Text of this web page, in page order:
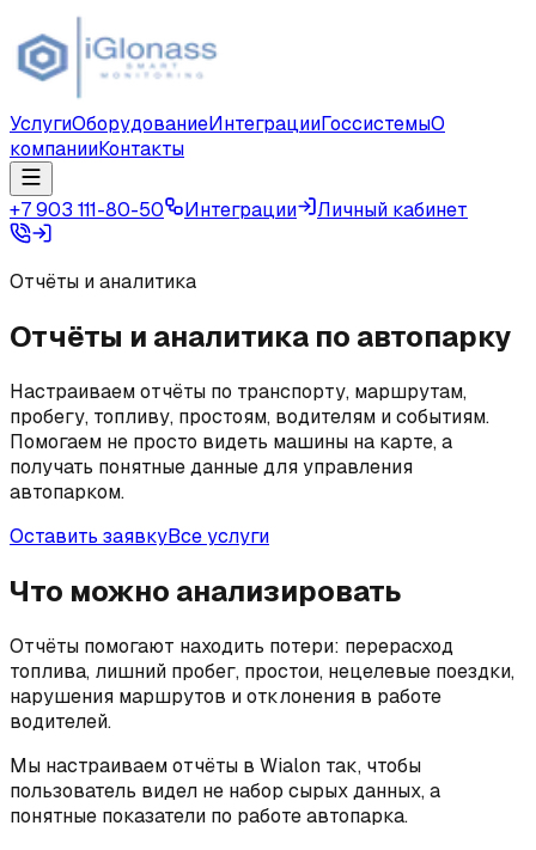
УслугиОборудованиеИнтеграцииГоссистемыО
компанииКонтакты
+7 903 111-80-50 Интеграции Личный кабинет
Отчёты и аналитика
Отчёты и аналитика по автопарку
Настраиваем отчёты по транспорту, маршрутам,
пробегу, топливу, простоям, водителям и событиям.
Помогаем не просто видеть машины на карте, а
получать понятные данные для управления
автопарком.
Оставить заявкуВсе услуги
Что можно анализировать
Отчёты помогают находить потери: перерасход
топлива, лишний пробег, простои, нецелевые поездки,
нарушения маршрутов и отклонения в работе
водителей.
Мы настраиваем отчёты в Wialon так, чтобы
пользователь видел не набор сырых данных, а
понятные показатели по работе автопарка.